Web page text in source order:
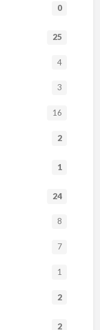
0
25
4
3
16
2
1
24
8
7
1
2
2